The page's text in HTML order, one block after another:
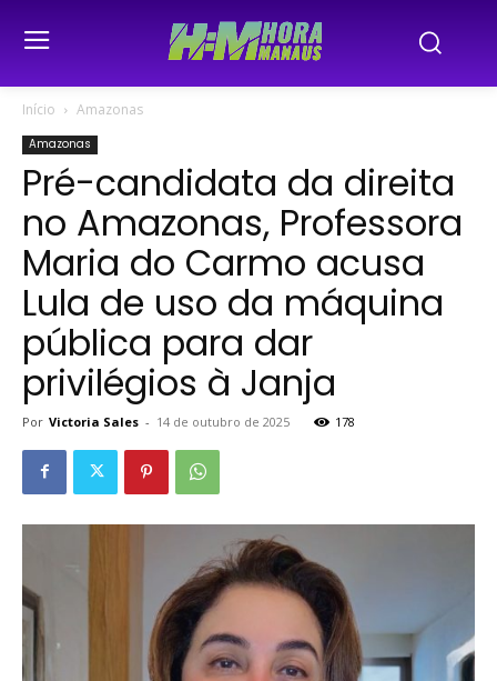
Início Amazonas
Amazonas
Pré-candidata da direita
no Amazonas, Professora
Maria do Carmo acusa
Lula de uso da máquina
pública para dar
privilégios à Janja
Por Victoria Sales - 14 de outubro de 2025 178